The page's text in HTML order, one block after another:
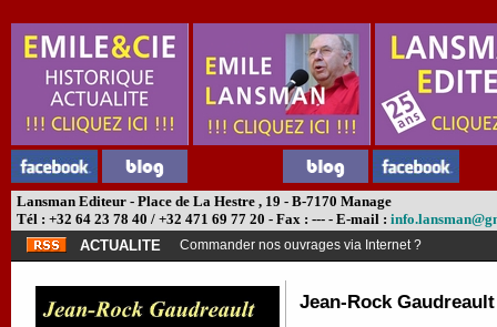
Lansman Editeur - Place de La Hestre , 19 - B-7170 Manage
Tél : +32 64 23 78 40 / +32 471 69 77 20 - Fax : --- - E-mail :
ACTUALITE
Commander nos ouvrages via Internet ?
Jean-Rock